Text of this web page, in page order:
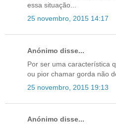
essa situação...
25 novembro, 2015 14:17
Anónimo disse...
Por ser uma característica
ou pior chamar gorda não
25 novembro, 2015 19:13
Anónimo disse...